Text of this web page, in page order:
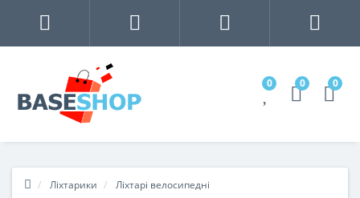
0 0 0
Ліхтарики Ліхтарі велосипедні